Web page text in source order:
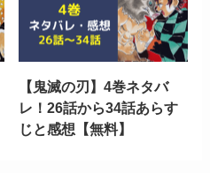
【鬼滅の刃】4巻ネタバ
レ！26話から34話あらす
じと感想【無料】